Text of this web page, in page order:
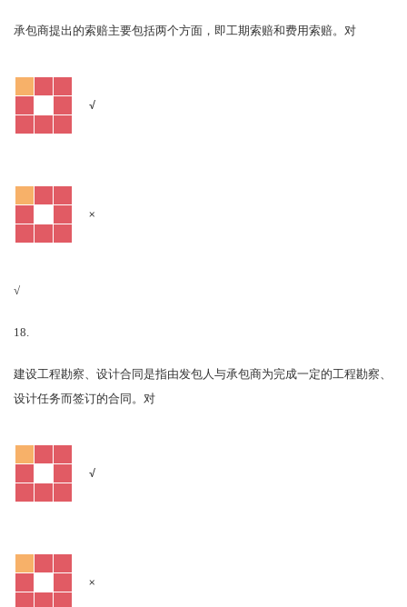
承包商提出的索赔主要包括两个方面，即工期索赔和费用索赔。 对
√
×
√
18.
建设工程勘察、设计合同是指由发包人与承包商为完成一定的工程勘察、
设计任务而签订的合同。 对
√
×